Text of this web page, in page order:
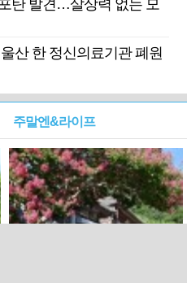
탄 발견…살상력 없는 모
산 한 정신의료기관 폐원
주말엔&라이프